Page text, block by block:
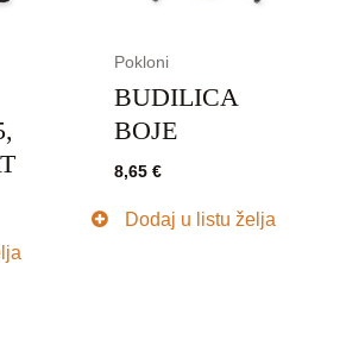
Pokloni
BUDILICA
BOJE
8,65€
Dodaj u listu želja